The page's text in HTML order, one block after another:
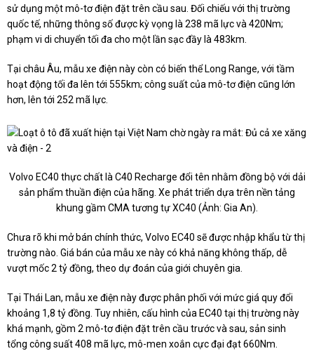
sử dụng một mô-tơ điện đặt trên cầu sau. Đối chiếu với thị trường
quốc tế, những thông số được kỳ vọng là 238 mã lực và 420Nm;
phạm vi di chuyển tối đa cho một lần sạc đầy là 483km.
Tại châu Âu, mẫu xe điện này còn có biến thể Long Range, với tầm
hoạt động tối đa lên tới 555km; công suất của mô-tơ điện cũng lớn
hơn, lên tới 252 mã lực.
Volvo EC40 thực chất là C40 Recharge đổi tên nhằm đồng bộ với dải
sản phẩm thuần điện của hãng. Xe phát triển dựa trên nền tảng
khung gầm CMA tương tự XC40 (Ảnh: Gia An).
Chưa rõ khi mở bán chính thức, Volvo EC40 sẽ được nhập khẩu từ thị
trường nào. Giá bán của mẫu xe này có khả năng không thấp, dễ
vượt mốc 2 tỷ đồng, theo dự đoán của giới chuyên gia.
Tại Thái Lan, mẫu xe điện này được phân phối với mức giá quy đổi
khoảng 1,8 tỷ đồng. Tuy nhiên, cấu hình của EC40 tại thị trường này
khá mạnh, gồm 2 mô-tơ điện đặt trên cầu trước và sau, sản sinh
tổng công suất 408 mã lực, mô-men xoắn cực đại đạt 660Nm.